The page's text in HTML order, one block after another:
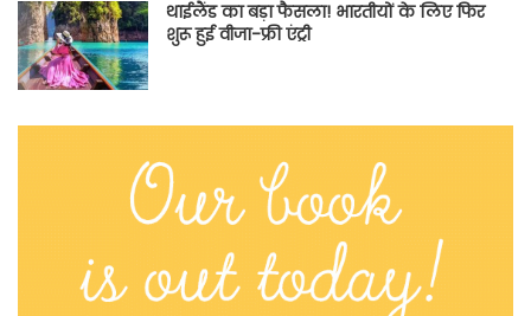
थाईलैंड का बड़ा फैसला! भारतीयों के लिए फिर
शुरू हुई वीजा-फ्री एंट्री